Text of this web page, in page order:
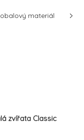
materiál
zvířata Classic